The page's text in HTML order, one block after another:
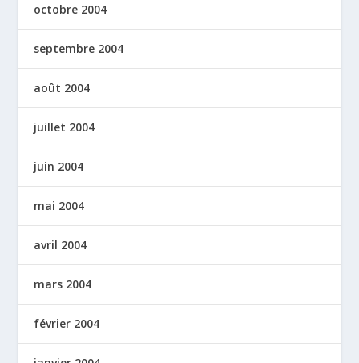
octobre 2004
septembre 2004
août 2004
juillet 2004
juin 2004
mai 2004
avril 2004
mars 2004
février 2004